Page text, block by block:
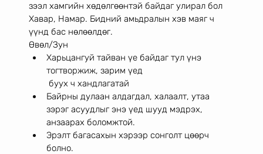
зээл хамгийн хөдөлгөөнтэй байдаг улирал бол
Хавар, Намар. Бидний амьдралын хэв маяг ч
үүнд бас нөлөөлдөг.
Өвөл/Зун
Харьцангуй тайван үе байдаг тул үнэ
тогтворжиж, зарим үед
буух ч хандлагатай
Байрны дулаан алдагдал, халаалт, утаа
зэрэг асуудлыг энэ үед шууд мэдрэх,
анзаарах боломжтой.
Эрэлт багасахын хэрээр сонголт цөөрч
болно.